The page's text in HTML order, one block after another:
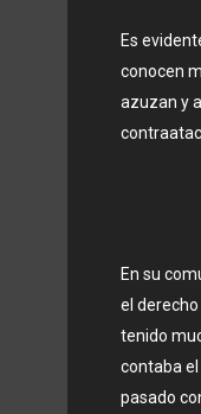
Es
conocen
azuzan y
En su
el
tenido
contaba
pasado